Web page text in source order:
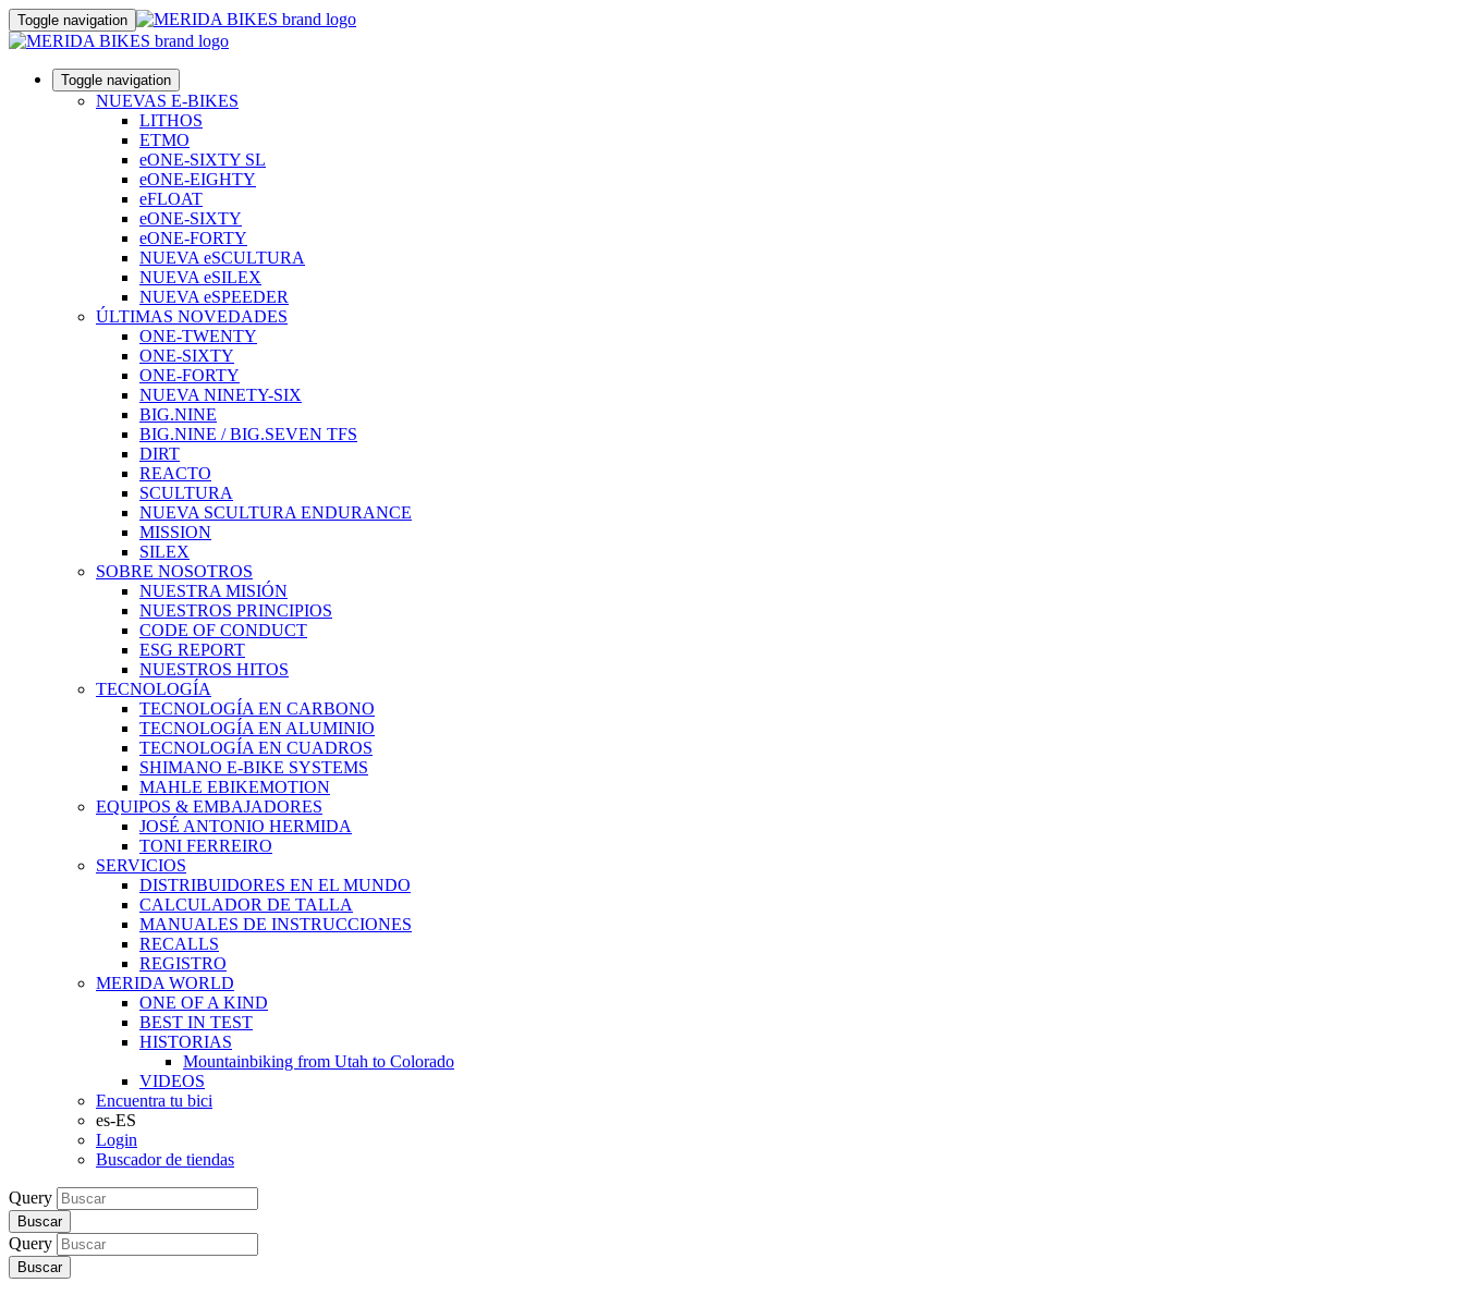
Toggle navigation
Toggle navigation
NUEVAS E-BIKES
LITHOS
ETMO
eONE-SIXTY SL
eONE-EIGHTY
eFLOAT
eONE-SIXTY
eONE-FORTY
NUEVA eSCULTURA
NUEVA eSILEX
NUEVA eSPEEDER
ÚLTIMAS NOVEDADES
ONE-TWENTY
ONE-SIXTY
ONE-FORTY
NUEVA NINETY-SIX
BIG.NINE
BIG.NINE / BIG.SEVEN TFS
DIRT
REACTO
SCULTURA
NUEVA SCULTURA ENDURANCE
MISSION
SILEX
SOBRE NOSOTROS
NUESTRA MISIÓN
NUESTROS PRINCIPIOS
CODE OF CONDUCT
ESG REPORT
NUESTROS HITOS
TECNOLOGÍA
TECNOLOGÍA EN CARBONO
TECNOLOGÍA EN ALUMINIO
TECNOLOGÍA EN CUADROS
SHIMANO E-BIKE SYSTEMS
MAHLE EBIKEMOTION
EQUIPOS & EMBAJADORES
JOSÉ ANTONIO HERMIDA
TONI FERREIRO
SERVICIOS
DISTRIBUIDORES EN EL MUNDO
CALCULADOR DE TALLA
MANUALES DE INSTRUCCIONES
RECALLS
REGISTRO
MERIDA WORLD
ONE OF A KIND
BEST IN TEST
HISTORIAS
Mountainbiking from Utah to Colorado
VIDEOS
Encuentra tu bici
es-ES
Login
Buscador de tiendas
Query
Buscar
Query
Buscar